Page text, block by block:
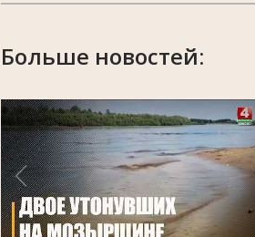
Больше новостей: